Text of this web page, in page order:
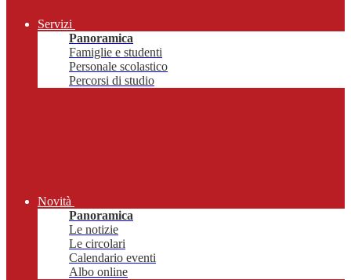
Servizi
Panoramica
Famiglie e studenti
Personale scolastico
Percorsi di studio
Novità
Panoramica
Le notizie
Le circolari
Calendario eventi
Albo online